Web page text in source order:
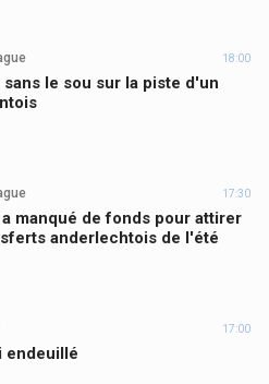
18:00
sans le sou sur la piste d'un
17:30
manqué de fonds pour attirer
anderlechtois de l'été
17:00
endeuillé